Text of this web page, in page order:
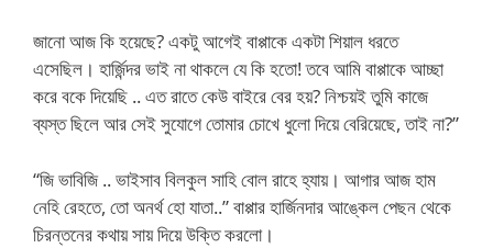
জানো আজ কি হয়েছে? একটু আগেই বাপ্পাকে একটা শিয়াল ধরতে
এসেছিল। হার্জিন্দর ভাই না থাকলে যে কি হতো! তবে আমি বাপ্পাকে আচ্ছা
করে বকে দিয়েছি .. এত রাতে কেউ বাইরে বের হয়? নিশ্চয়ই তুমি কাজে
ব্যস্ত ছিলে আর সেই সুযোগে তোমার চোখে ধুলো দিয়ে বেরিয়েছে, তাই না?”
“জি ভাবিজি .. ভাইসাব বিলকুল সাহি বোল রাহে হ্যায়। আগার আজ হাম
নেহি রেহতে, তো অনর্থ হো যাতা..” বাপ্পার হার্জিনদার আঙ্কেল পেছন থেকে
চিরন্তনের কথায় সায় দিয়ে উক্তি করলো।